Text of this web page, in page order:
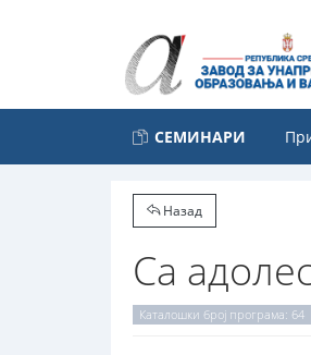
СЕМИНАРИ
Назад
Са
Каталошки број програма: 64